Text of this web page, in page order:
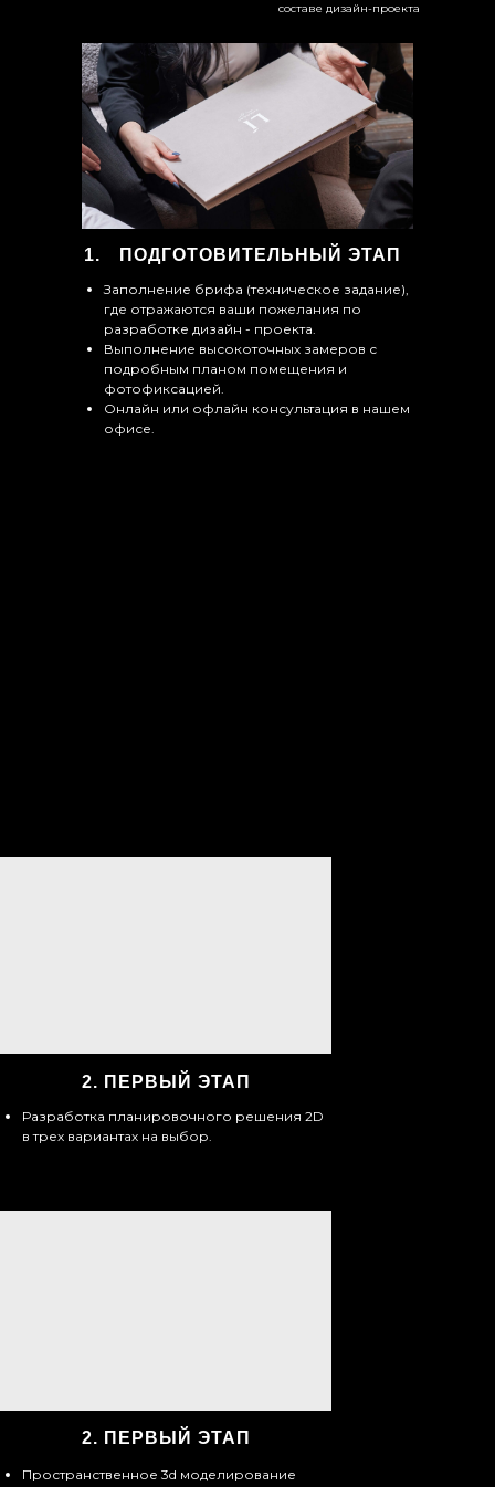
ПОДГОТОВИТЕЛЬНЫЙ ЭТАП
Заполнение брифа (техническое задание),
где отражаются ваши пожелания по
разработке дизайн - проекта.
Выполнение высокоточных замеров с
подробным планом помещения и
фотофиксацией.
Онлайн или офлайн консультация в нашем
офисе.
составе дизайн-проекта
2. ПЕРВЫЙ ЭТАП
Разработка планировочного решения 2D
в трех вариантах на выбор.
2. ПЕРВЫЙ ЭТАП
Пространственное 3d моделирование